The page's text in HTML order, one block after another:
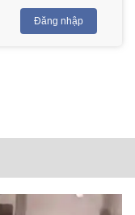
Đăng nhập